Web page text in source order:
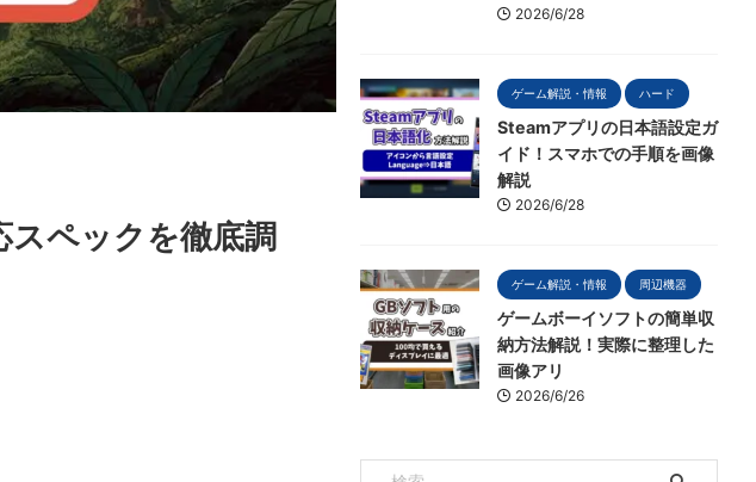
ペックを徹底調
2026/6/28
ゲーム解説・情報 ハード
Steamアプリの日本語設定ガ
イド！スマホでの手順を画像
解説
2026/6/28
ゲーム解説・情報 周辺機器
ゲームボーイソフトの簡単収
納方法解説！実際に整理した
画像アリ
2026/6/26